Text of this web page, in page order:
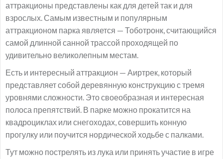
аттракционы представлены как для детей так и для
взрослых. Самым известным и популярным
аттракционом парка является — Тоботронк, считающийся
самой длинной санной трассой проходящей по
удивительно великолепным местам.
Есть и интересный аттракцион — Аиртрек, который
представляет собой деревянную конструкцию с тремя
уровнями сложности. Это своеобразная и интересная
полоса препятствий. В парке можно прокатится на
квадроциклах или снегоходах, совершить конную
прогулку или поучится нордической ходьбе с палками.
Тут можно пострелять из лука или принять участие в игре